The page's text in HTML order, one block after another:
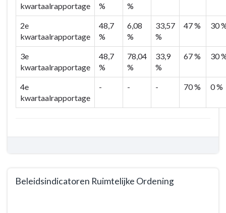
kwartaalrapportage
%
%
2e
kwartaalrapportage
48,7
%
6,08
%
33,57
%
47 % 30
3e
kwartaalrapportage
48,7
%
78,04
%
33,9
%
67 % 30
4e
kwartaalrapportage
- - - 70 % 0 %
Beleidsindicatoren Ruimtelijke Ordening